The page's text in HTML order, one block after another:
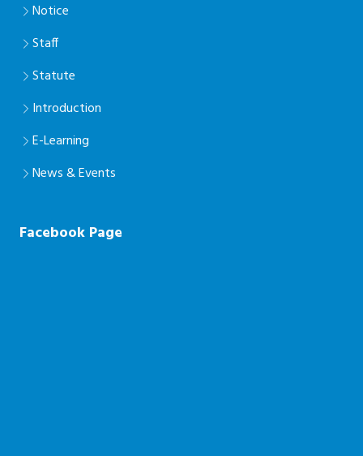
Notice
Staff
Statute
Introduction
E-Learning
News & Events
Facebook Page